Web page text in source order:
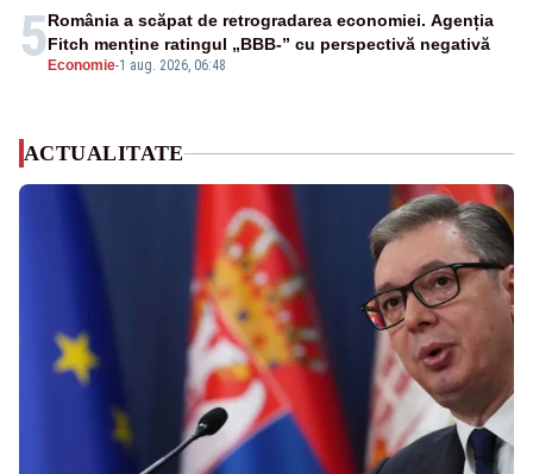
5 Economie-1 aug. 2026, 06:48
România a scăpat de retrogradarea economiei. Agenția
Fitch menține ratingul „BBB-” cu perspectivă negativă
ACTUALITATE